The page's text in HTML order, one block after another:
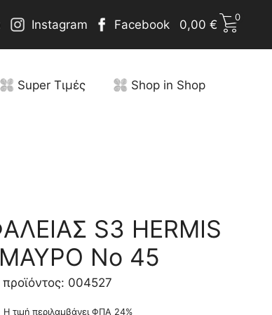
Instagram Facebook 0,00 €
0
Super Τιμές Shop in Shop
S3 HERMIS
ΜΑΥΡΟ No 45
004527
Η τιμή περιλαμβάνει ΦΠΑ 24%